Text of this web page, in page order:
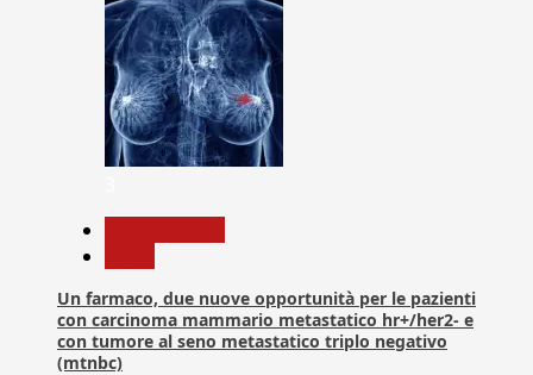
Un farmaco, due nuove opportunità per le pazienti
con carcinoma mammario metastatico hr+/her2- e
con tumore al seno metastatico triplo negativo
(mtnbc)